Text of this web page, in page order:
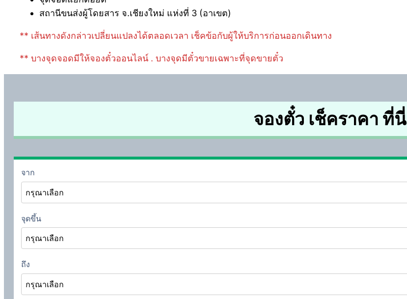
สถานีขนส่งผู้โดยสาร จ.เชียงใหม่ แห่งที่ 3 (อาเขต)
** เส้นทางดังกล่าวเปลี่ยนแปลงได้ตลอดเวลา เช็คข้อกับผู้ให้บริการก่อนออกเดินทาง
** บางจุดจอดมีให้จองตั๋วออนไลน์ . บางจุดมีตั๋วขายเฉพาะที่จุดขายตั๋ว
จองตั๋ว เช็คราคา ที่นี่